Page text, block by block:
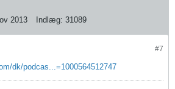
2013 Indlæg: 31089
#7
dk/podcas...=1000564512747